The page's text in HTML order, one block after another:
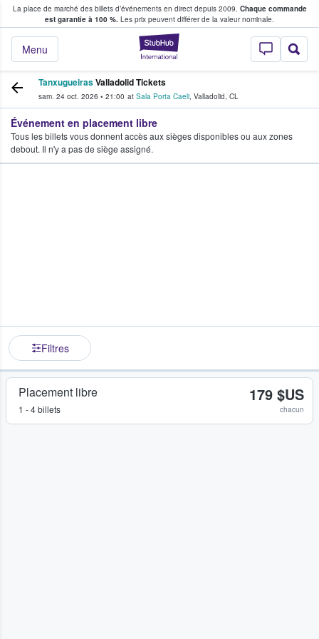
La place de marché des billets d’événements en direct depuis 2009. Chaque commande
est garantie à 100 %. Les prix peuvent différer de la valeur nominale.
StubHub - Où
Menu
fans achètent et vendent des billets
TanxugueirasValladolid Tickets
sam. 24 oct. 2026 • 21:00 at Sala Porta Caeli, Valladolid, CL
Événement en placement libre
Tous les billets vous donnent accès aux sièges disponibles ou aux zones
debout. Il n'y a pas de siège assigné.
Filtres
Placement libre
1 - 4 billets
179 $US
chacun